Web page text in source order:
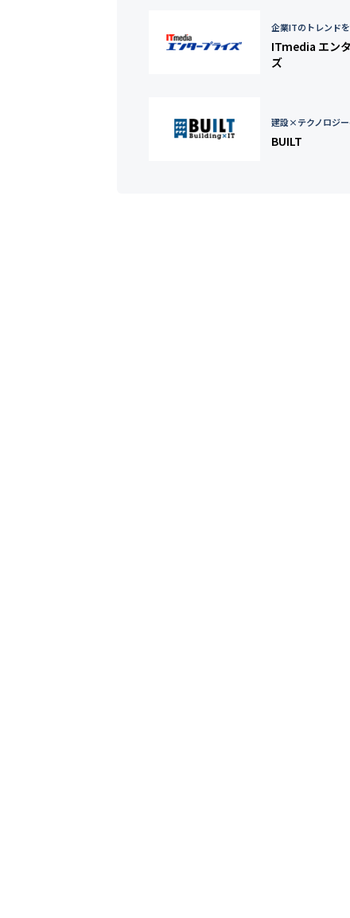
企業ITのトレンド
ITmedia エン
ズ
建設×テクノロジ
BUILT